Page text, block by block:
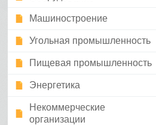
Машиностроение
Угольная промышленность
Пищевая промышленность
Энергетика
Некоммерческие
организации